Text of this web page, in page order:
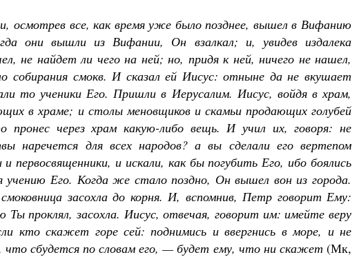
осмотрев все, как время уже было позднее, вышел в Вифанию
они вышли из Вифании, Он взалкал; и, увидев издалека
не найдет ли чего на ней; но, придя к ней, ничего не нашел,
собирания смокв. И сказал ей Иисус: отныне да не вкушает
то ученики Его. Пришли в Иерусалим. Иисус, войдя в храм,
в храме; и столы меновщиков и скамьи продающих голубей
пронес через храм какую-либо вещь. И учил их, говоря: не
наречется для всех народов? а вы сделали его вертепом
первосвященники, и искали, как бы погубить Его, ибо боялись
учению Его. Когда же стало поздно, Он вышел вон из города.
засохла до корня. И, вспомнив, Петр говорит Ему:
проклял, засохла. Иисус, отвечая, говорит им: имейте веру
кто скажет горе сей: поднимись и ввергнись в море, и не
что сбудется по словам его, — будет ему, что ни скажет (Мк,